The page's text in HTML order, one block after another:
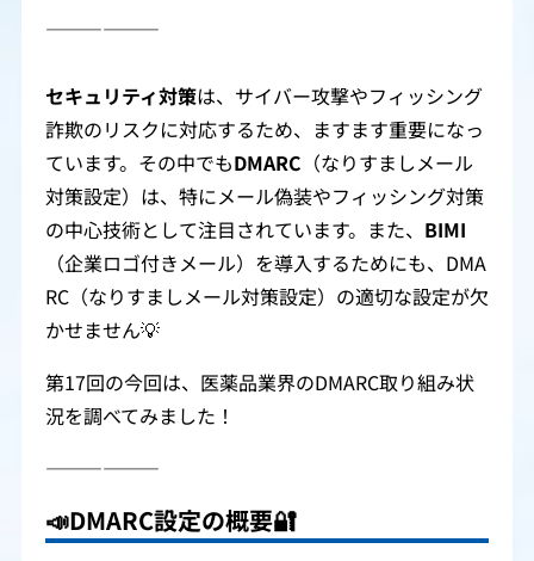
――――――
セキュリティ対策は、サイバー攻撃やフィッシング
詐欺のリスクに対応するため、ますます重要になっ
ています。その中でもDMARC （なりすましメール
対策設定）は、特にメール偽装やフィッシング対策
の中心技術として注目されています。また、 BIMI
（企業ロゴ付きメール）を導入するためにも、DMA
RC（なりすましメール対策設定）の適切な設定が欠
かせません💡
第17回の今回は、医薬品業界のDMARC取り組み状
況を調べてみました！
――――――
📣DMARC設定の概要🔐